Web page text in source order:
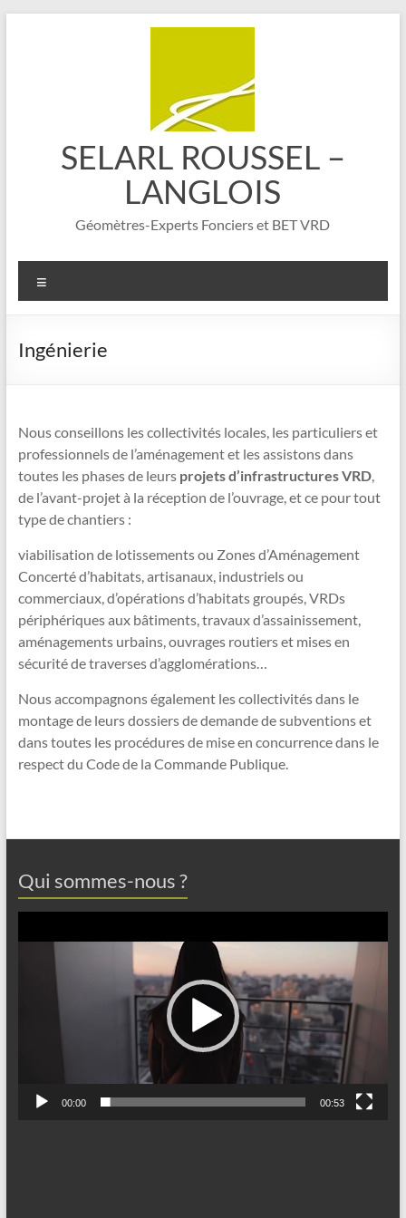
SELARL ROUSSEL –
LANGLOIS
Géomètres-Experts Fonciers et BET VRD
Ingénierie
Nous conseillons les collectivités locales, les particuliers et
professionnels de l’aménagement et les assistons dans
toutes les phases de leurs projets d’infrastructures VRD,
de l’avant-projet à la réception de l’ouvrage, et ce pour tout
type de chantiers :
viabilisation de lotissements ou Zones d’Aménagement
Concerté d’habitats, artisanaux, industriels ou
commerciaux, d’opérations d’habitats groupés, VRDs
périphériques aux bâtiments, travaux d’assainissement,
aménagements urbains, ouvrages routiers et mises en
sécurité de traverses d’agglomérations…
Nous accompagnons également les collectivités dans le
montage de leurs dossiers de demande de subventions et
dans toutes les procédures de mise en concurrence dans le
respect du Code de la Commande Publique.
Qui sommes-nous ?
00:00 00:53